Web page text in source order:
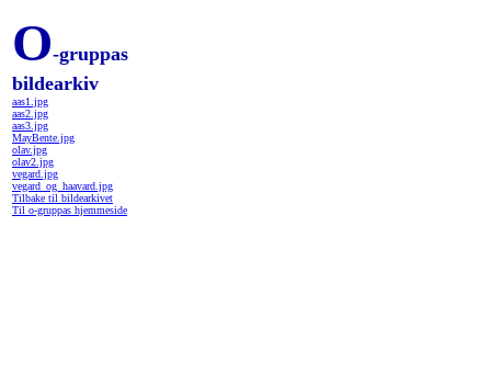
O-gruppas
bildearkiv
aas1.jpg
aas2.jpg
aas3.jpg
MayBente.jpg
olav.jpg
olav2.jpg
vegard.jpg
vegard_og_haavard.jpg
Tilbake til bildearkivet
Til o-gruppas hjemmeside